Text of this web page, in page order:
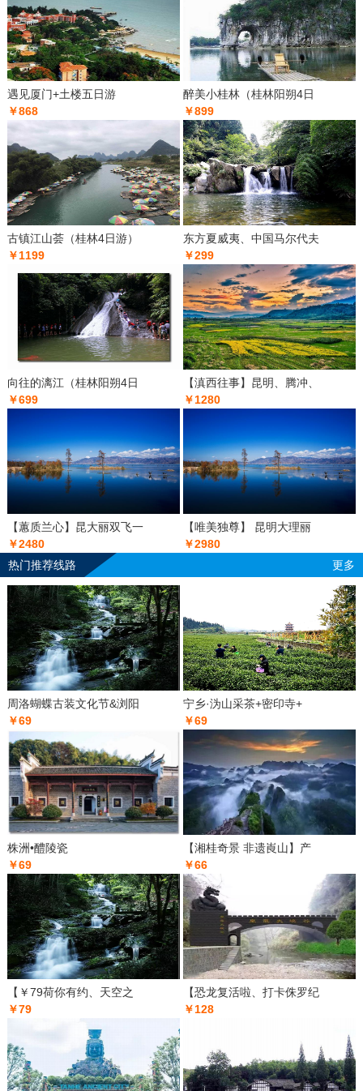
遇见厦门+土楼五日游
￥868
醉美小桂林（桂林阳朔4日
￥899
古镇江山荟（桂林4日游）
￥1199
东方夏威夷、中国马尔代夫
￥299
向往的漓江（桂林阳朔4日
￥699
【滇西往事】昆明、腾冲、
￥1280
【蕙质兰心】昆大丽双飞一
￥2480
【唯美独尊】 昆明大理丽
￥2980
热门推荐线路
更多
周洛蝴蝶古装文化节&浏阳
￥69
宁乡·沩山采茶+密印寺+
￥69
株洲•醴陵瓷
￥69
【湘桂奇景 非遗崀山】产
￥66
【￥79荷你有约、天空之
￥79
【恐龙复活啦、打卡侏罗纪
￥128